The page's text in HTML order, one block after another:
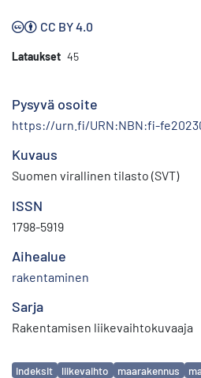
CC BY 4.0
Lataukset 45
Pysyvä osoite
https://urn.fi/URN:NBN:fi-
Kuvaus
Suomen virallinen tilasto (SVT)
ISSN
1798-5919
Aihealue
rakentaminen
Sarja
Rakentamisen liikevaihtokuvaaja
Avainsanat
indeksit liikevaihto maarakennus